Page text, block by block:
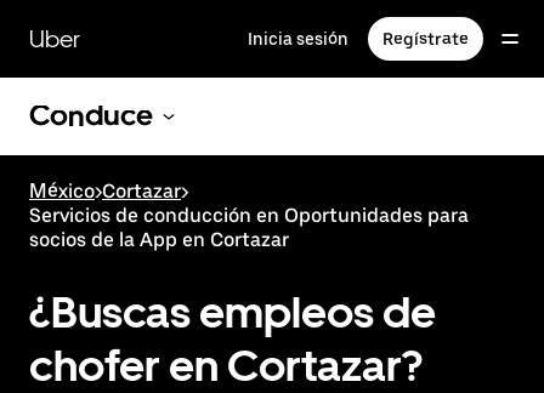
contenido
principal
Uber Inicia sesión Regístrate
Conduce
México>Cortazar>
Servicios de conducción en Oportunidades para
socios de la App en Cortazar
¿Buscas empleos de
chofer en Cortazar?